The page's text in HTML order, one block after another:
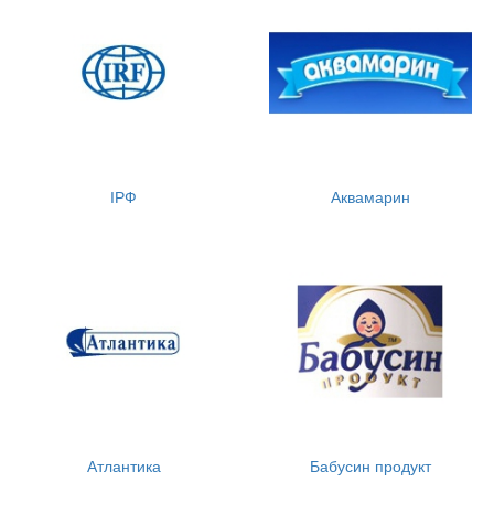
ІРФ Аквамарин
Атлантика Бабусин продукт